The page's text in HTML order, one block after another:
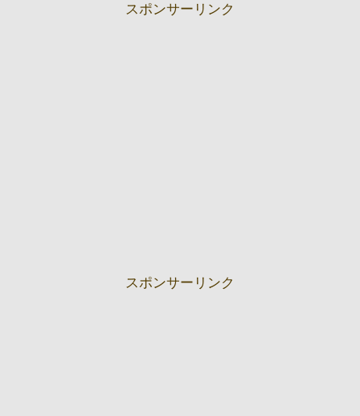
スポンサーリンク
スポンサーリンク